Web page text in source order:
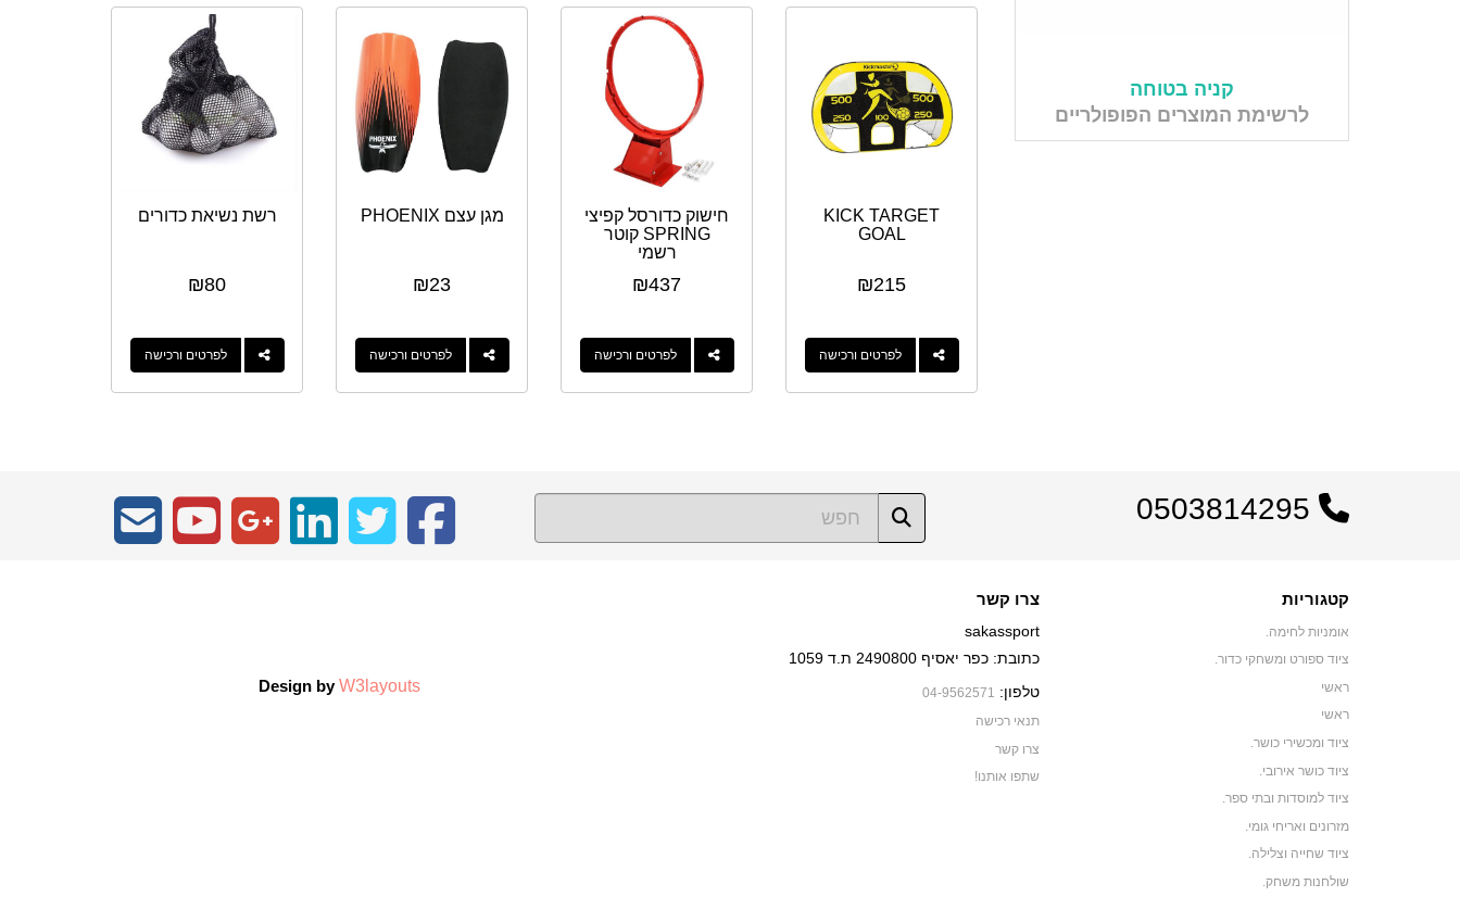
KICK TARGET
GOAL
₪215
לפרטים ורכישה
חישוק כדורסל קפיצי
SPRING קוטר
רשמי
₪437
לפרטים ורכישה
מגן עצם PHOENIX
₪23
לפרטים ורכישה
רשת נשיאת כדורים
₪80
לפרטים ורכישה
קניה בטוחה
לרשימת המוצרים הפופולריים
קטגוריות
אומניות לחימה.
ציוד ספורט ומשחקי כדור.
ראשי
ראשי
ציוד ומכשירי כושר.
ציוד כושר אירובי.
ציוד למוסדות ובתי ספר.
מזרונים ואריחי גומי.
ציוד שחייה וצלילה.
שולחנות משחק.
צרו קשר
sakassport
כתובת: כפר יאסיף 2490800 ת.ד 1059
טלפון: 04-9562571
תנאי רכישה
צרו קשר
שתפו אותנו!
Design byW3layouts